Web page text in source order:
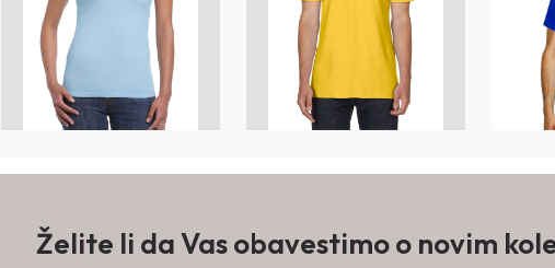
Želite li da Vas obavestimo o novim